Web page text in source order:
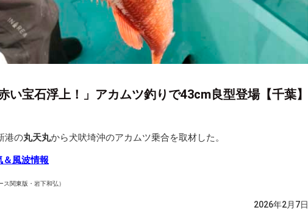
い宝石浮上！」アカムツ釣りで43cm良型登場【千葉】
港の丸天丸から犬吠埼沖のアカムツ乗合を取材した。
風波情報
ス関東版・岩下和弘）
2026年2月7日